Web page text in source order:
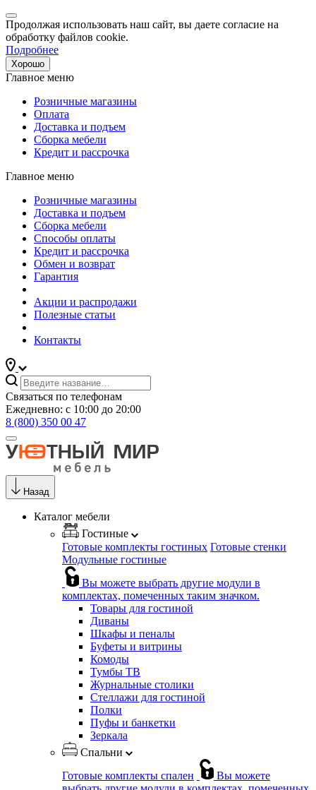
Продолжая использовать наш сайт, вы даете согласие на
обработку файлов cookie.
Подробнее
Хорошо
Главное меню
Розничные магазины
Оплата
Доставка и подъем
Сборка мебели
Кредит и рассрочка
Главное меню
Розничные магазины
Доставка и подъем
Сборка мебели
Способы оплаты
Кредит и рассрочка
Обмен и возврат
Гарантия
Акции и распродажи
Полезные статьи
Контакты
Связаться по телефонам
Ежедневно: с 10:00 до 20:00
8 (800) 350 00 47
Назад
Каталог мебели
Гостиные
Готовые комплекты гостиных Готовые стенки
Модульные гостиные
Вы можете выбрать другие модули в
комплектах, помеченных таким значком.
Товары для гостиной
Диваны
Шкафы и пеналы
Буфеты и витрины
Комоды
Тумбы ТВ
Журнальные столики
Стеллажи для гостиной
Полки
Пуфы и банкетки
Зеркала
Спальни
Готовые комплекты спален
Вы можете